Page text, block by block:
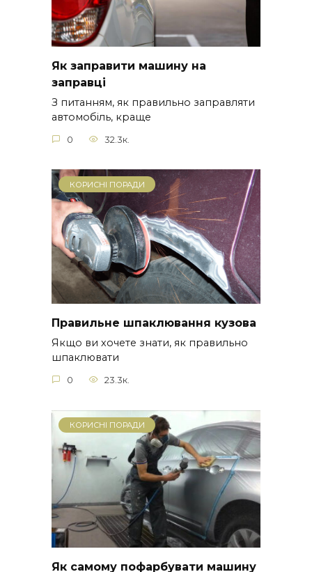
Як заправити машину на
заправці
З питанням, як правильно заправляти
автомобіль, краще
0 32.3к.
КОРИСНІ ПОРАДИ
Правильне шпаклювання кузова
Якщо ви хочете знати, як правильно
шпаклювати
0 23.3к.
КОРИСНІ ПОРАДИ
Як самому пофарбувати машину